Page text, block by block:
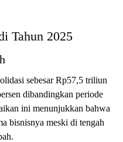
Tahun 2025
sebesar Rp57,5 triliun
dibandingkan periode
ini menunjukkan bahwa
bisnisnya meski di tengah